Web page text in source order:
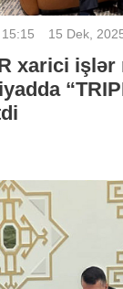
15:15 15 Dek,
xarici